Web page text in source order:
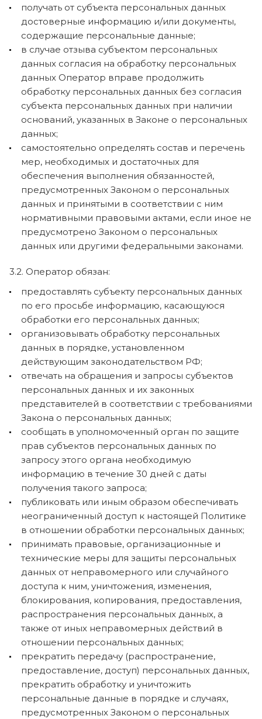
получать от субъекта персональных данных
достоверные информацию и/или документы,
содержащие персональные данные;
в случае отзыва субъектом персональных
данных согласия на обработку персональных
данных Оператор вправе продолжить
обработку персональных данных без согласия
субъекта персональных данных при наличии
оснований, указанных в Законе о персональных
данных;
самостоятельно определять состав и перечень
мер, необходимых и достаточных для
обеспечения выполнения обязанностей,
предусмотренных Законом о персональных
данных и принятыми в соответствии с ним
нормативными правовыми актами, если иное не
предусмотрено Законом о персональных
данных или другими федеральными законами.
3.2. Оператор обязан:
предоставлять субъекту персональных данных
по его просьбе информацию, касающуюся
обработки его персональных данных;
организовывать обработку персональных
данных в порядке, установленном
действующим законодательством РФ;
отвечать на обращения и запросы субъектов
персональных данных и их законных
представителей в соответствии с требованиями
Закона о персональных данных;
сообщать в уполномоченный орган по защите
прав субъектов персональных данных по
запросу этого органа необходимую
информацию в течение 30 дней с даты
получения такого запроса;
публиковать или иным образом обеспечивать
неограниченный доступ к настоящей Политике
в отношении обработки персональных данных;
принимать правовые, организационные и
технические меры для защиты персональных
данных от неправомерного или случайного
доступа к ним, уничтожения, изменения,
блокирования, копирования, предоставления,
распространения персональных данных, а
также от иных неправомерных действий в
отношении персональных данных;
прекратить передачу (распространение,
предоставление, доступ) персональных данных,
прекратить обработку и уничтожить
персональные данные в порядке и случаях,
предусмотренных Законом о персональных